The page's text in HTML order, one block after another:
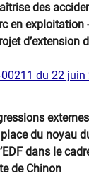
des
en exploitation
d’extension
du 22 juin
du noyau
dans le
de Chinon